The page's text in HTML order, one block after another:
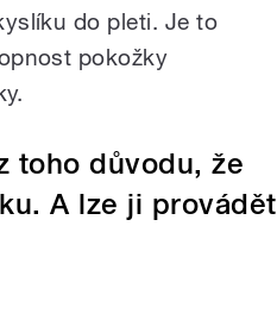
do pleti. Je to
pokožky
toho důvodu, že
A lze ji provádět